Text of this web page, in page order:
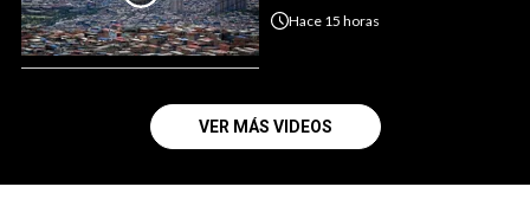
Hace 15 horas
VER MÁS VIDEOS